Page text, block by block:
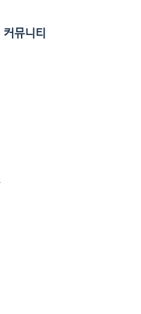
커뮤니티